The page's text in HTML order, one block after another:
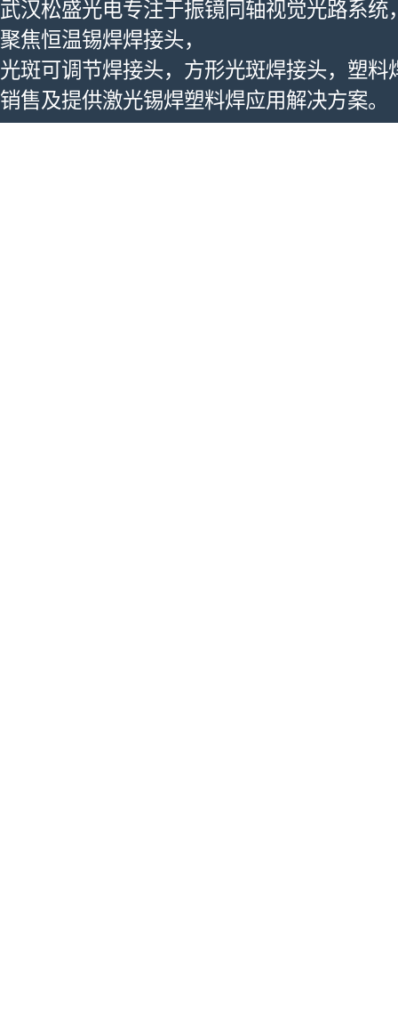
武汉松盛光电专注于振镜同轴视觉光路系统
聚焦恒温锡焊焊接头，
光斑可调节焊接头，方形光斑焊接头，塑料
销售及提供激光锡焊塑料焊应用解决方案。